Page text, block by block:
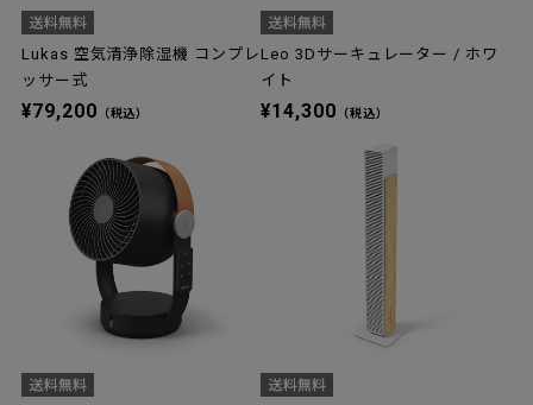
Lukas 空気清浄除湿機 コンプレ
ッサー式
¥79,200 （税込）
Leo 3Dサーキュレーター / ホワ
イト
¥14,300 （税込）